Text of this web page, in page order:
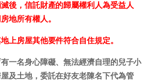
後，信託財產的歸屬權利人為受益人
地所有權人。
上房屋其他要件符合自住規定。
一名身心障礙、無法經濟自理的兒子小
及土地，委託在好友老陳名下代為管